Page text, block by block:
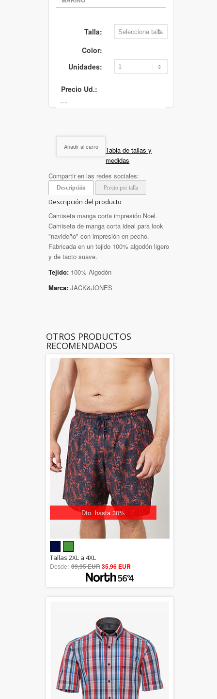
Talla:
Color:
Unidades:
Precio Ud.:
Añadir al carro
Tabla de tallas y
medidas
Compartir en las redes sociales:
Descripción Precio por talla
Descripción del producto
Camiseta manga corta impresión Noel.
Camiseta de manga corta ideal para look
"navideño" con impresión en pecho.
Fabricada en un tejido 100% algodón ligero
y de tacto suave.
Tejido: 100% Algodón
Marca: JACK&JONES
OTROS PRODUCTOS
RECOMENDADOS
Dto. hasta 30%
5.00
out of 5
Tallas 2XL a 4XL
Desde: 39,95 EUR35,96 EUR